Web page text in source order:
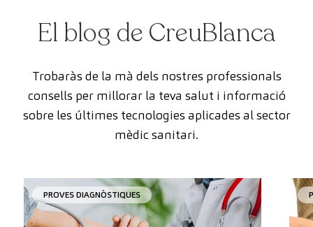
El blog de CreuBlanca
Trobaràs de la mà dels nostres professionals
consells per millorar la teva salut i informació
sobre les últimes tecnologies aplicades al sector
mèdic sanitari.
PROVES DIAGNÒSTIQUES